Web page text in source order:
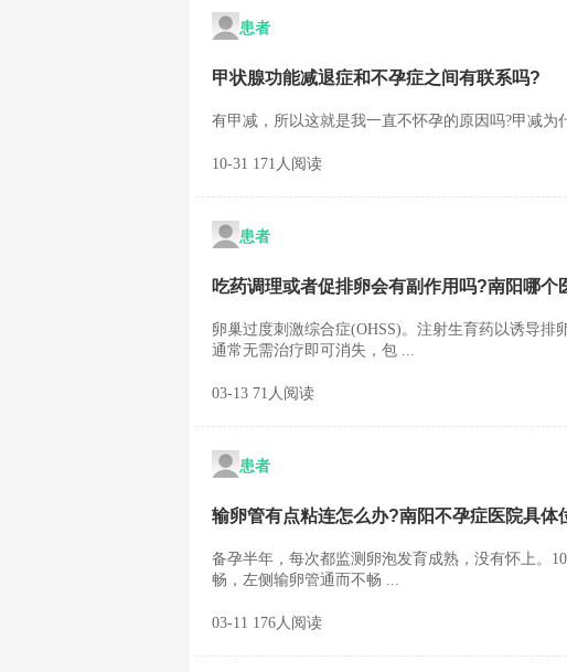
患者
甲状腺功能减退症和不孕症之间有联系吗?
有甲减，所以这就是我一直不怀孕的原因吗?甲减为
10-31 171人阅读
患者
吃药调理或者促排卵会有副作用吗?南阳哪个
卵巢过度刺激综合症(OHSS)。注射生育药以诱导排
通常无需治疗即可消失，包 ...
03-13 71人阅读
患者
输卵管有点粘连怎么办?南阳不孕症医院具体
备孕半年，每次都监测卵泡发育成熟，没有怀上。
畅，左侧输卵管通而不畅 ...
03-11 176人阅读